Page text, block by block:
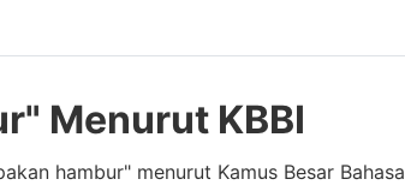
Menurut KBBI
hambur" menurut Kamus Besar Bahasa